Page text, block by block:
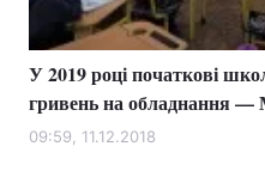
У 2019 році початкові
гривень на обладнання —
09:59, 11.12.2018